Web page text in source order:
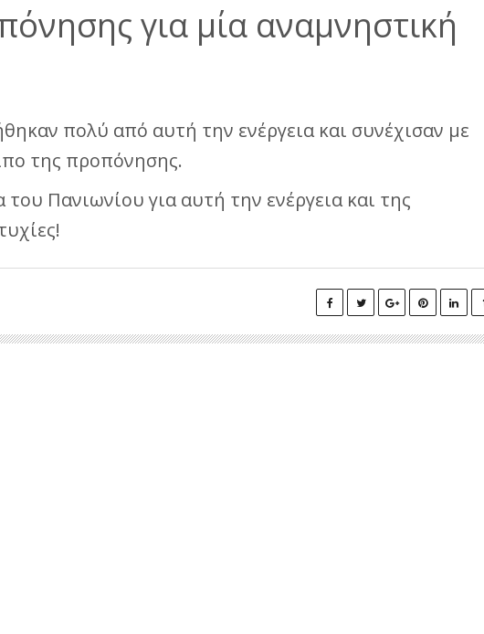
για μία αναμνηστική
πολύ από αυτή την ενέργεια και συνέχισαν με
της προπόνησης.
Πανιωνίου για αυτή την ενέργεια και της